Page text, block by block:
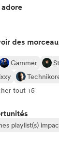
adore
des
Gammer
tout +5
playlist(s)